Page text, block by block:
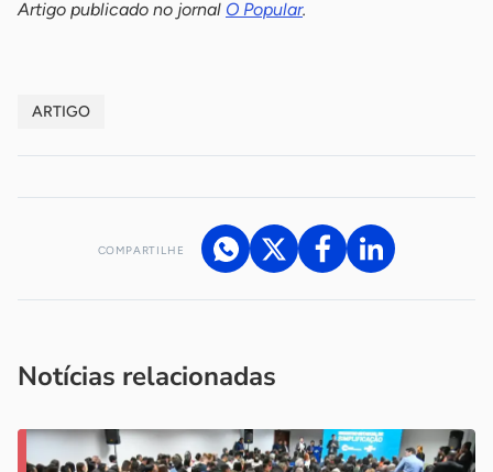
Artigo publicado no jornal O Popular.
ARTIGO
COMPARTILHE
Notícias relacionadas